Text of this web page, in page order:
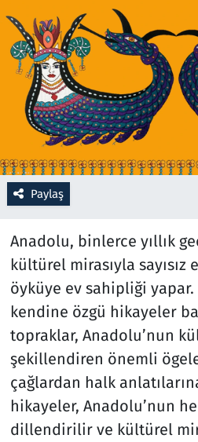
Paylaş
Anadolu, binlerce yıllık
kültürel mirasıyla
öyküye ev sahipliği
kendine özgü hikayeler
topraklar, Anadolu’nun
şekillendiren önemli
çağlardan halk
hikayeler, Anadolu’nun
dillendirilir ve kültürel
Sağlık
Savunma Sanayi
Seçim 2023
Spor
Teknoloji ve Bilim